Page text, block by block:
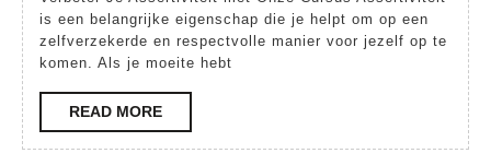
met
is een belangrijke eigenschap die je helpt om op een
zelfverzekerde en respectvolle manier voor jezelf op te
komen. Als je moeite hebt
READ MOREREAD
MORE